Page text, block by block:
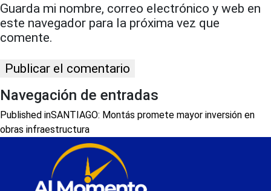
Guarda mi nombre, correo electrónico y web en
este navegador para la próxima vez que
comente.
Navegación de entradas
Published inSANTIAGO: Montás promete mayor inversión en
obras infraestructura